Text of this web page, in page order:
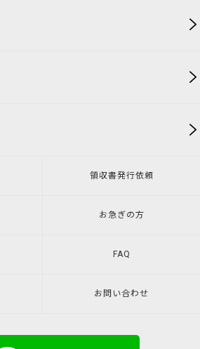
領収書発行依頼
お急ぎの方
FAQ
お問い合わせ